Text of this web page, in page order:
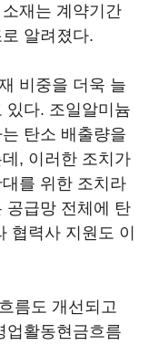
재는 계약기간
알려졌다.
비중을 더욱 늘
있다. 조일알미늄
탄소 배출량을
, 이러한 조치가
를 위한 조치라
공급망 전체에 탄
협력사 지원도 이
름도 개선되고
업활동현금흐름